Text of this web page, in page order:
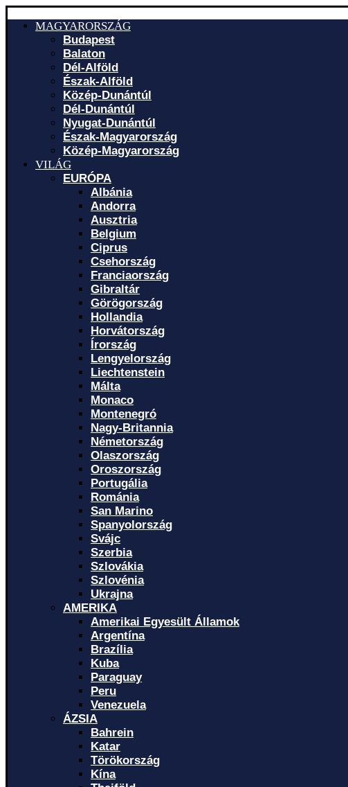
MAGYARORSZÁG
Budapest
Balaton
Dél-Alföld
Észak-Alföld
Közép-Dunántúl
Dél-Dunántúl
Nyugat-Dunántúl
Észak-Magyarország
Közép-Magyarország
VILÁG
EURÓPA
Albánia
Andorra
Ausztria
Belgium
Ciprus
Csehország
Franciaország
Gibraltár
Görögország
Hollandia
Horvátország
Írország
Lengyelország
Liechtenstein
Málta
Monaco
Montenegró
Nagy-Britannia
Németország
Olaszország
Oroszország
Portugália
Románia
San Marino
Spanyolország
Svájc
Szerbia
Szlovákia
Szlovénia
Ukrajna
AMERIKA
Amerikai Egyesült Államok
Argentína
Brazília
Kuba
Paraguay
Peru
Venezuela
ÁZSIA
Bahrein
Katar
Törökország
Kína